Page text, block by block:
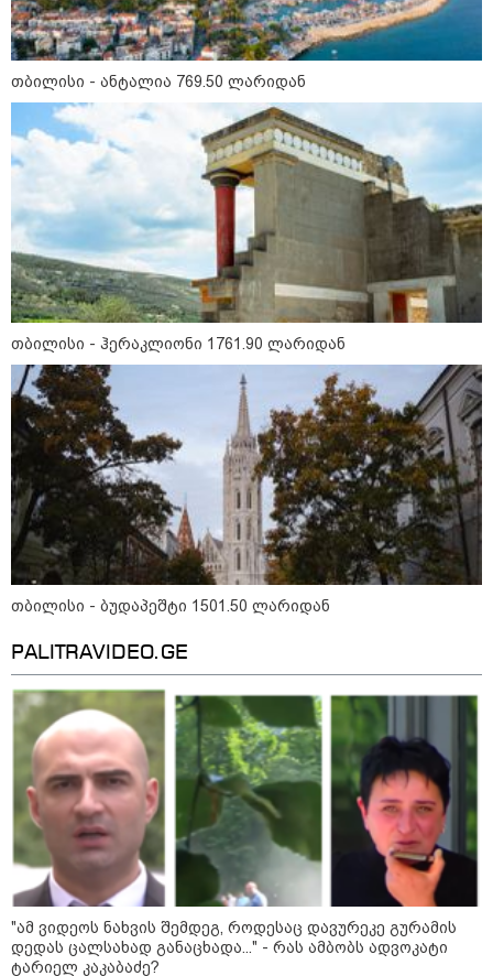
მნიშვნელოვანი ინფორმაცია
11:13 / 05-08-2026
Hisense წარმოგიდგენთ გზავნილს "ინოვაციები
უკეთესი ცხოვრებისათვის" FIFA-ს 2026 წლის
მსოფლიო ჩემპიონატზე™
პოლიტიკა
13:24 / 07-08-2026
თბილისი - ანტალია 769.50 ლარიდან
თბილისი - ჰერაკლიონი 1761.90 ლარიდან
თბილისი - ბუდაპეშტი 1501.50 ლარიდან
PALITRAVIDEO.GE
"ამ ვიდეოს ნახვის შემდეგ, როდესაც დავურეკე გურამის
დედას ცალსახად განაცხადა..." - რას ამბობს ადვოკატი
ტარიელ კაკაბაძე?